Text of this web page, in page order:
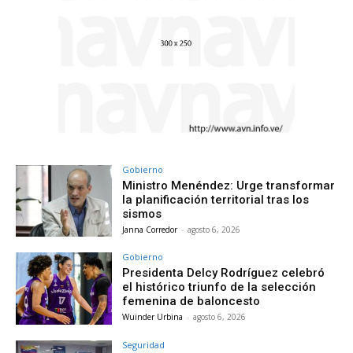
Gobierno
Ministro Menéndez: Urge transformar
la planificación territorial tras los
sismos
Janna Corredor - agosto 6, 2026
Gobierno
Presidenta Delcy Rodríguez celebró
el histórico triunfo de la selección
femenina de baloncesto
Wuinder Urbina - agosto 6, 2026
Seguridad